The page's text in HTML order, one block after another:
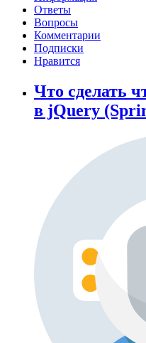
Ответы
Вопросы
Комментарии
Подписки
Нравится
Что сделать
в jQuery